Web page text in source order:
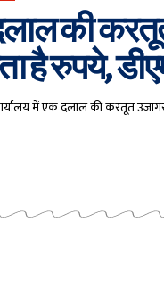
की
है रुपये,
में एक दलाल की करतूत